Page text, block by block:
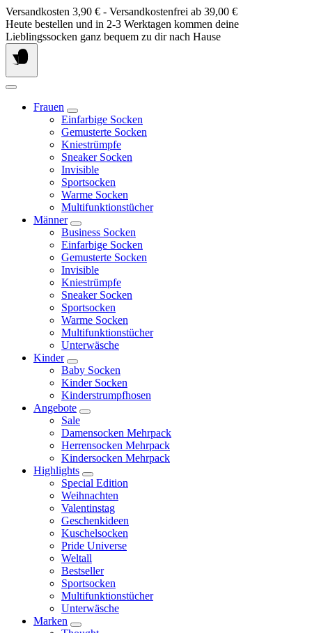
Springe
zum
Inhalt
Versandkosten 3,90 € - Versandkostenfrei ab 39,00 €
Heute bestellen und in 2-3 Werktagen kommen deine
Lieblingssocken ganz bequem zu dir nach Hause
Frauen
Einfarbige Socken
Gemusterte Socken
Kniestrümpfe
Sneaker Socken
Invisible
Sportsocken
Warme Socken
Multifunktionstücher
Männer
Business Socken
Einfarbige Socken
Gemusterte Socken
Invisible
Kniestrümpfe
Sneaker Socken
Sportsocken
Warme Socken
Multifunktionstücher
Unterwäsche
Kinder
Baby Socken
Kinder Socken
Kinderstrumpfhosen
Angebote
Sale
Damensocken Mehrpack
Herrensocken Mehrpack
Kindersocken Mehrpack
Highlights
Special Edition
Weihnachten
Valentinstag
Geschenkideen
Kuschelsocken
Pride Universe
Weltall
Bestseller
Sportsocken
Multifunktionstücher
Unterwäsche
Marken